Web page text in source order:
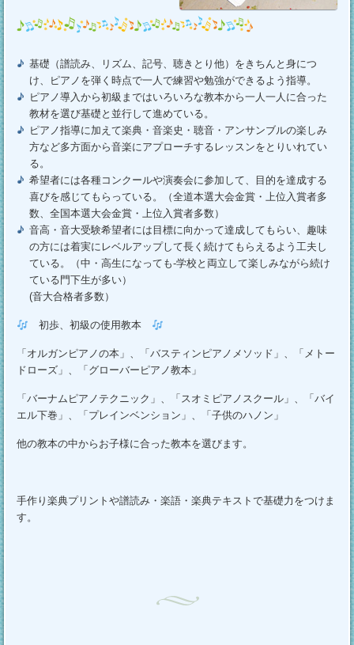
基礎（譜読み、リズム、記号、聴きとり他）をきちんと身につ
け、ピアノを弾く時点で一人で練習や勉強ができるよう指導。
ピアノ導入から初級まではいろいろな教本から一人一人に合った
教材を選び基礎と並行して進めている。
ピアノ指導に加えて楽典・音楽史・聴音・アンサンブルの楽しみ
方など多方面から音楽にアプローチするレッスンをとりいれてい
る。
希望者には各種コンクールや演奏会に参加して、目的を達成する
喜びを感じてもらっている。（全道本選大会金賞・上位入賞者多
数、全国本選大会金賞・上位入賞者多数）
音高・音大受験希望者には目標に向かって達成してもらい、趣味
の方には着実にレベルアップして長く続けてもらえるよう工夫し
ている。（中・高生になっても-学校と両立して楽しみながら続け
ている門下生が多い）
(音大合格者多数）
初歩、初級の使用教本
「オルガンピアノの本」、「バスティンピアノメソッド」、「メトー
ドローズ」、「グローバーピアノ教本」
「バーナムピアノテクニック」、「スオミピアノスクール」、「バイ
エル下巻」、「プレインベンション」、「子供のハノン」
他の教本の中からお子様に合った教本を選びます。
手作り楽典プリントや譜読み・楽語・楽典テキストで基礎力をつけま
す。